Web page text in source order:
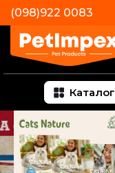
(098)922 0083
Каталог